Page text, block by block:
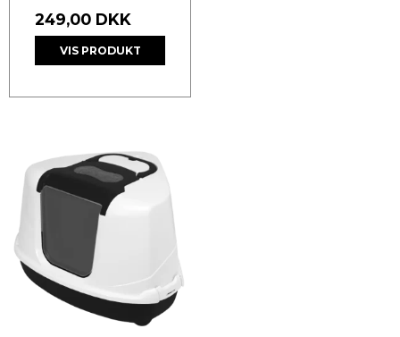
249,00 DKK
VIS PRODUKT